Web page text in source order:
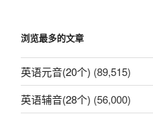
h-
辅
音-
英
语
浏览最多的文章
英语元音(20个) (89,515)
英语辅音(28个) (56,000)